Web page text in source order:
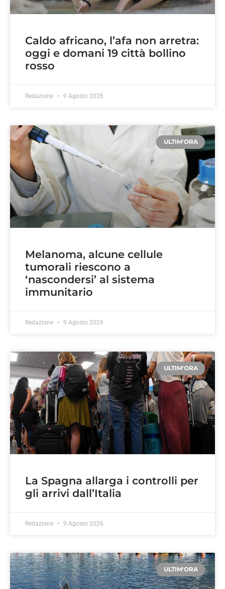
Caldo africano, l’afa non arretra:
oggi e domani 19 città bollino
rosso
Redazione 9 Agosto 2026
ULTIM'ORA
Melanoma, alcune cellule
tumorali riescono a
‘nascondersi’ al sistema
immunitario
Redazione 9 Agosto 2026
ULTIM'ORA
La Spagna allarga i controlli per
gli arrivi dall’Italia
Redazione 9 Agosto 2026
ULTIM'ORA